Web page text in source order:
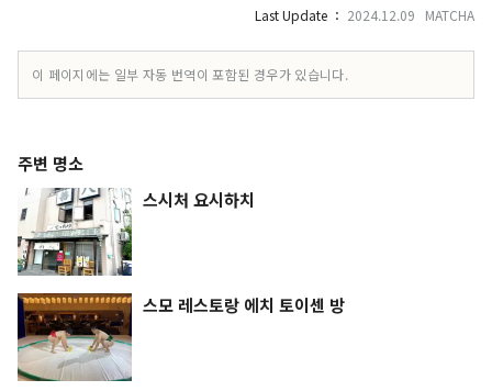
Last Update ： 2024.12.09 MATCHA
이 페이지에는 일부 자동 번역이 포함된 경우가 있습니다.
주변 명소
스시처 요시하치
스모 레스토랑 에치 토이센 방